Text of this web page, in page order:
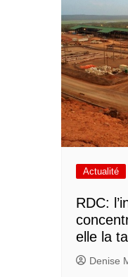
Actualité
RDC:
elle la
Denise